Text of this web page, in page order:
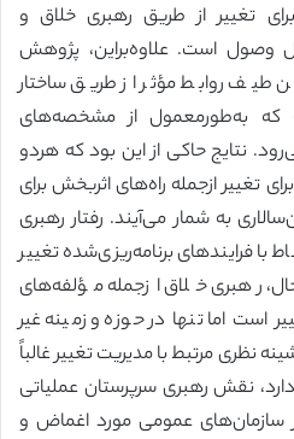
تغییر از طریق رهبری خلاق و
وصول است. علاوه‌براین، پژوهش
طیف روابط مؤثر از طریق ساختار
که به‌طورمعمول از مشخصه‌های
نتایج حاکی از این بود که هردو
تغییر ازجمله راه‌های اثربخش برای
به شمار می‌آیند. رفتار رهبری
با فرایندهای برنامه‌ریزی‌شده تغییر
رهبری خلاق ازجمله مؤلفه‌های
است اما تنها در حوزه و زمینه غیر
نظری مرتبط با مدیریت تغییر غالباً
نقش رهبری سرپرستان عملیاتی
سازمان‌های عمومی مورد اغماض و